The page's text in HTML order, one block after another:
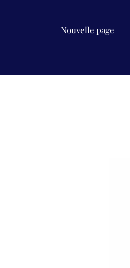
Nouvelle page